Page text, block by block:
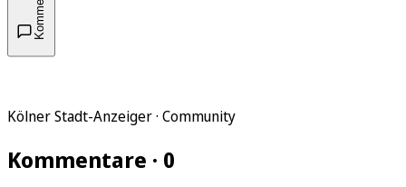
Kölner Stadt-Anzeiger · Community
Kommentare · 0